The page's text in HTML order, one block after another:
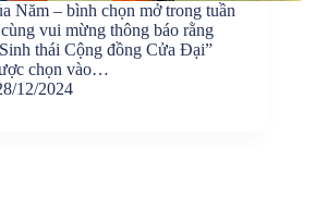
Năm – bình chọn mở trong tuần
vui mừng thông báo rằng
thái Cộng đồng Cửa Đại”
chọn vào…
12/2024